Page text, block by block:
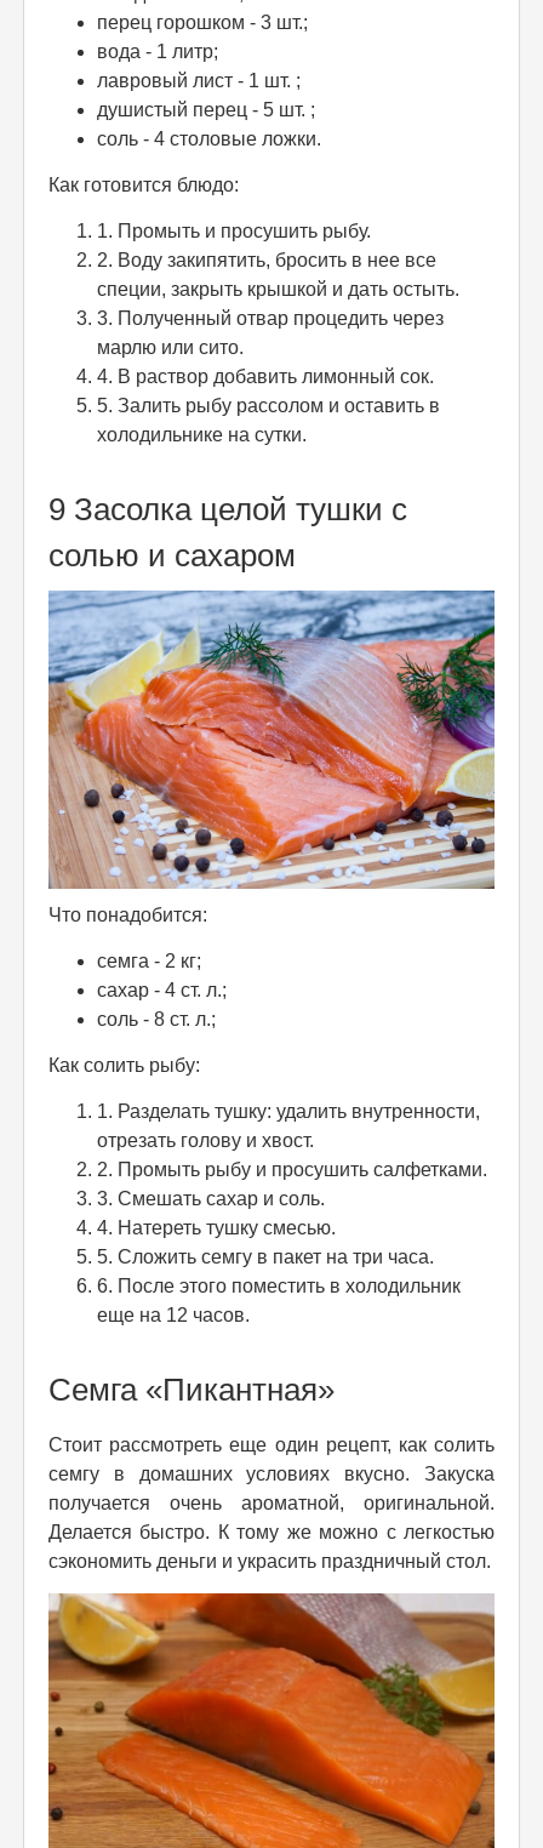
перец горошком - 3 шт.;
вода - 1 литр;
лавровый лист - 1 шт. ;
душистый перец - 5 шт. ;
соль - 4 столовые ложки.
Как готовится блюдо:
1. Промыть и просушить рыбу.
2. Воду закипятить, бросить в нее все
специи, закрыть крышкой и дать остыть.
3. Полученный отвар процедить через
марлю или сито.
4. В раствор добавить лимонный сок.
5. Залить рыбу рассолом и оставить в
холодильнике на сутки.
9 Засолка целой тушки с
солью и сахаром
Что понадобится:
семга - 2 кг;
сахар - 4 ст. л.;
соль - 8 ст. л.;
Как солить рыбу:
1. Разделать тушку: удалить внутренности,
отрезать голову и хвост.
2. Промыть рыбу и просушить салфетками.
3. Смешать сахар и соль.
4. Натереть тушку смесью.
5. Сложить семгу в пакет на три часа.
6. После этого поместить в холодильник
еще на 12 часов.
Семга «Пикантная»
Стоит рассмотреть еще один рецепт, как солить
семгу в домашних условиях вкусно. Закуска
получается очень ароматной, оригинальной.
Делается быстро. К тому же можно с легкостью
сэкономить деньги и украсить праздничный стол.